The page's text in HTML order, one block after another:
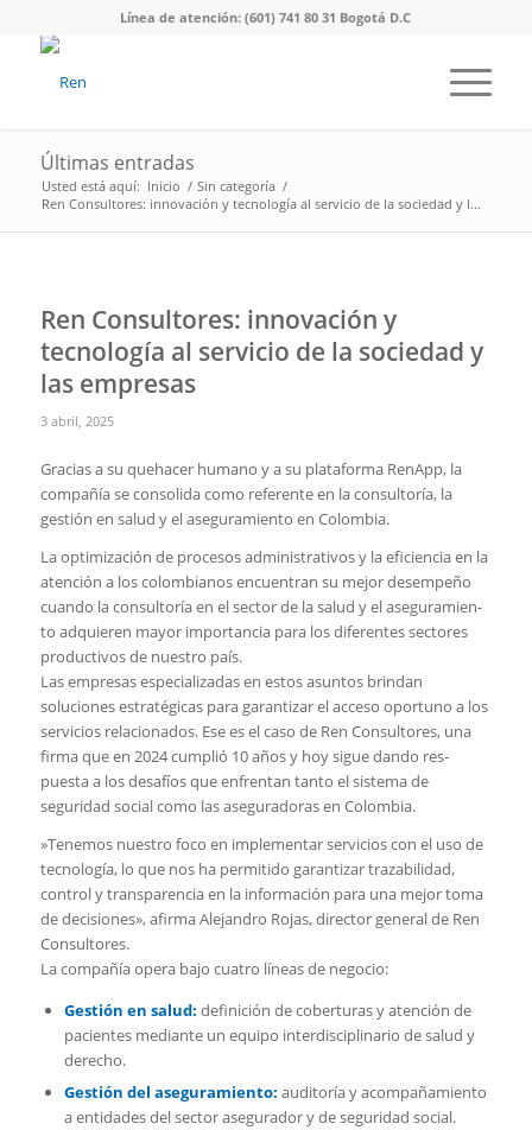
Línea de atención: (601) 741 80 31 Bogotá D.C
Últimas entradas
Usted está aquí: Inicio / Sin categoría /
Ren Consultores: innovación y tecnología al servicio de la sociedad y l...
Ren Consultores: innovación y
tecnología al servicio de la sociedad y
las empresas
3 abril, 2025
Gracias a su quehacer humano y a su plataforma RenApp, la
compañía se consolida como referente en la consultoría, la
gestión en salud y el aseguramiento en Colombia.
La optimización de procesos administrativos y la eficiencia en la
aten­ción a los colombianos encuentran su mejor desempeño
cuando la consultoría en el sector de la salud y el aseguramien­
to adquieren mayor importancia para los diferentes sectores
productivos de nuestro país.
Las empresas especializadas en estos asuntos brindan
soluciones estratégicas para garantizar el acceso oportuno a los
servicios relacionados. Ese es el caso de Ren Consultores, una
firma que en 2024 cumplió 10 años y hoy sigue dando res­
puesta a los desafíos que enfrentan tan­to el sistema de
seguridad social como las aseguradoras en Colombia.
»Tenemos nuestro foco en implemen­tar servicios con el uso de
tecnología, lo que nos ha permitido garantizar traza­bilidad,
control y transparencia en la in­formación para una mejor toma
de deci­siones», afirma Alejandro Rojas, director general de Ren
Consultores.
La compañía opera bajo cuatro líneas de negocio:
Gestión en salud: definición de co­berturas y atención de
pacientes me­diante un equipo interdisciplinario de salud y
derecho.
Gestión del aseguramiento: audito­ría y acompañamiento
a entidades del sector asegurador y de seguridad social.